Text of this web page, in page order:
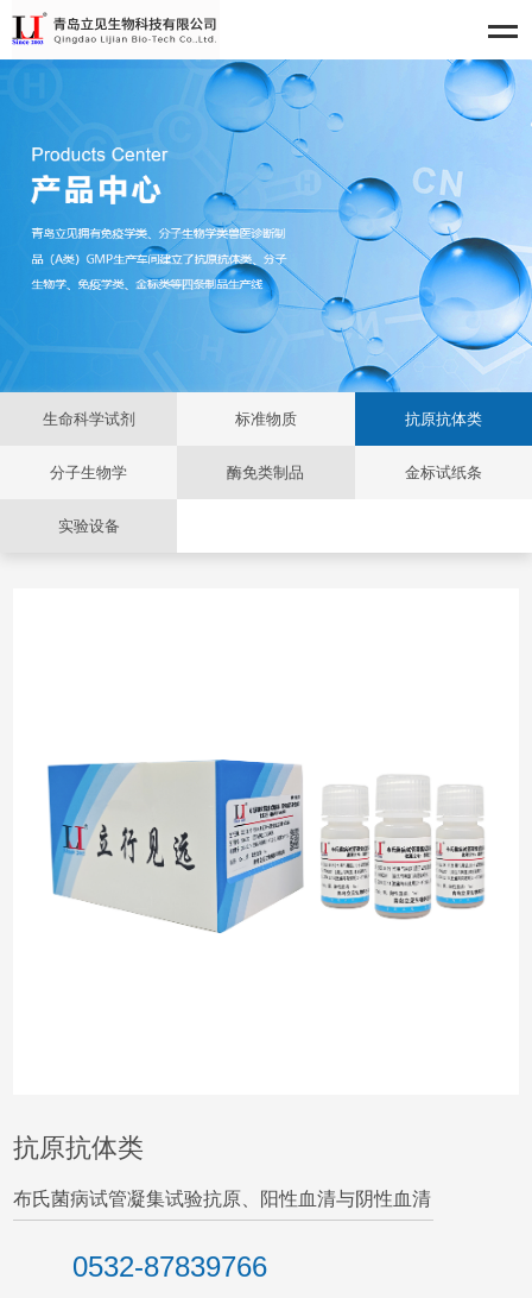
生命科学试剂 标准物质 抗原抗体类
分子生物学 酶免类制品 金标试纸条
实验设备
抗原抗体类
布氏菌病试管凝集试验抗原、阳性血清与阴性血清
0532-87839766